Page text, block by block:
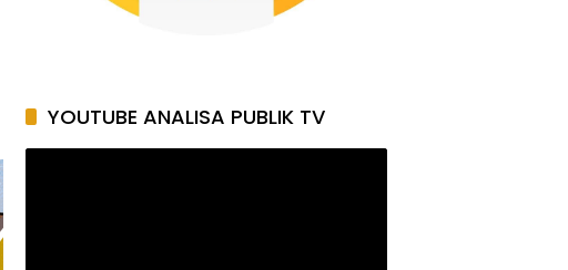
YOUTUBE ANALISA PUBLIK TV